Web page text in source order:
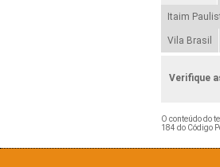
Itaim
Vila Brasil
Verifique
O conteúdo do
184 do Código